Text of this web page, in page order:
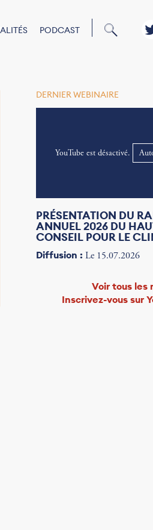
PODCAST
DERNIER WEBINAIRE
YouTube est désactivé.
PRÉSENTATION DU
ANNUEL 2026 DU
CONSEIL POUR LE
Diffusion : Le 15.07.2026
Voir tous les
Inscrivez-vous sur